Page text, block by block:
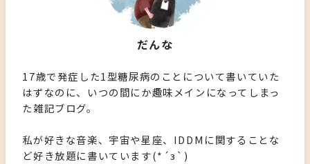
だんな
17歳で発症した1型糖尿病のことについて書いていた
はずなのに、いつの間にか趣味メインになってしまっ
た雑記ブログ。
私が好きな音楽、宇宙や星座、IDDMに関することな
ど好き放題に書いています(*´з`)